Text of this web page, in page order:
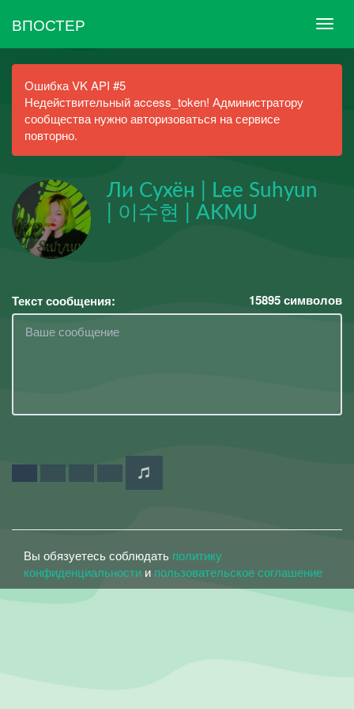
ВПОСТЕР
Ошибка VK API #5
Недействительный access_token! Администратору
сообщества нужно авторизоваться на сервисе
повторно.
Ли Сухён | Lee Suhyun
| 이수현 | AKMU
Текст сообщения: 15895символов
Вы обязуетесь соблюдать политику
конфиденциальности и пользовательское соглашение